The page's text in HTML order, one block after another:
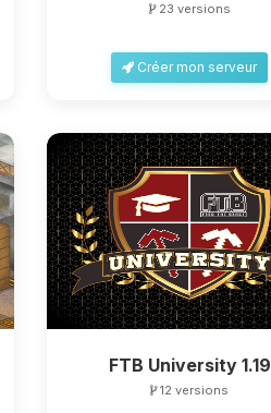
23 versions
Créer mon serveur
FTB University 1.19
12 versions